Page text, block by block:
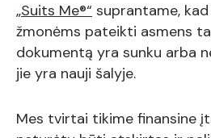
„Suits Me®“ suprantame,
žmonėms pateikti asmens
dokumentą yra sunku arba
jie yra nauji šalyje.
Mes tvirtai tikime finansine